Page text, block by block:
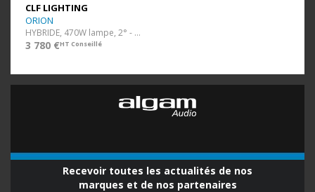
CLF LIGHTING
ORION
HYBRIDE, 470W lampe, 2° - 42°
3 780 €HT Conseillé
Recevoir toutes les actualités de nos
marques et de nos partenaires